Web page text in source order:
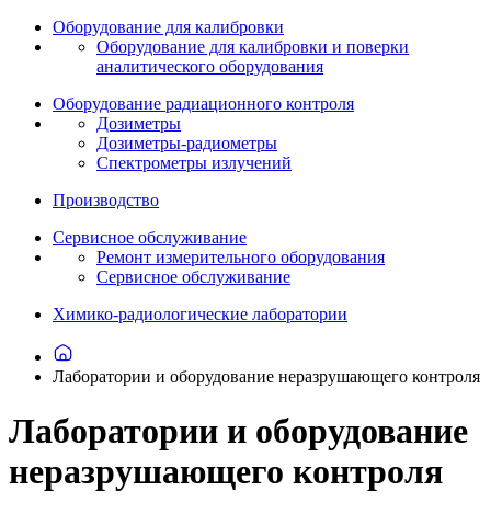
Оборудование для калибровки
Оборудование для калибровки и поверки
аналитического оборудования
Оборудование радиационного контроля
Дозиметры
Дозиметры-радиометры
Спектрометры излучений
Производство
Сервисное обслуживание
Ремонт измерительного оборудования
Сервисное обслуживание
Химико-радиологические лаборатории
Лаборатории и оборудование неразрушающего контроля
Лаборатории и оборудование
неразрушающего контроля